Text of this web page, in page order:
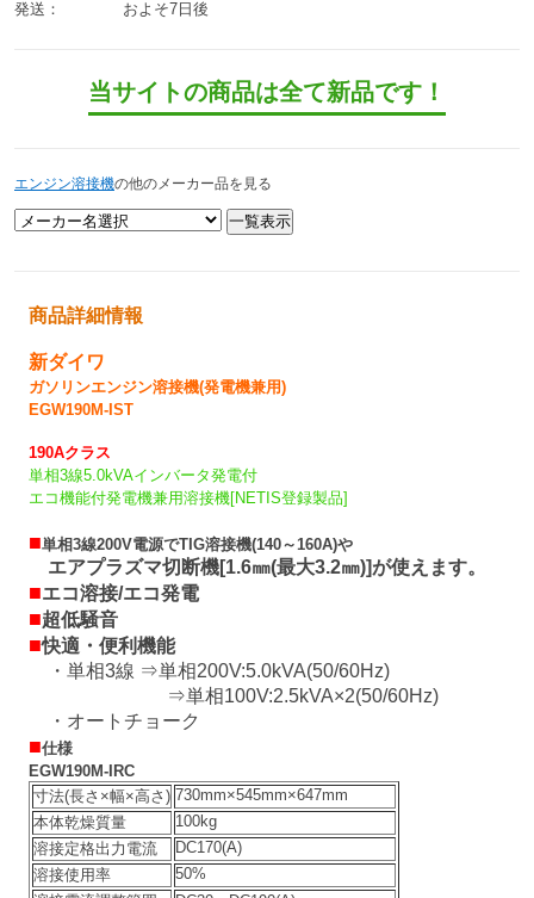
発送： およそ7日後
当サイトの商品は全て新品です！
エンジン溶接機の他のメーカー品を見る
商品詳細情報
新ダイワ
ガソリンエンジン溶接機(発電機兼用)
EGW190M-IST
190Aクラス
単相3線5.0kVAインバータ発電付
エコ機能付発電機兼用溶接機[NETIS登録製品]
■単相3線200V電源でTIG溶接機(140～160A)や
エアプラズマ切断機[1.6㎜(最大3.2㎜)]が使えます。
■エコ溶接/エコ発電
■超低騒音
■快適・便利機能
・単相3線 ⇒単相200V:5.0kVA(50/60Hz)
⇒単相100V:2.5kVA×2(50/60Hz)
・オートチョーク
■仕様
EGW190M-IRC
寸法(長さ×幅×高さ) 730mm×545mm×647mm
本体乾燥質量
100kg
溶接定格出力電流
DC170(A)
溶接使用率
50%